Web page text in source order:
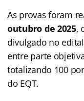
As provas foram
outubro de 2025,
divulgado no
entre parte
totalizando 100
do EQT.